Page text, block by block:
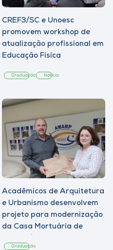
CREF3/SC e Unoesc
promovem workshop de
atualização profissional em
Educação Física
Graduação Notícia
Acadêmicos de Arquitetura
e Urbanismo desenvolvem
projeto para modernização
da Casa Mortuária de
Graduação